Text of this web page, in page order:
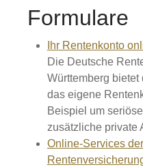
Formulare
Ihr Rentenkonto
Die Deutsche
Württemberg
das eigene
Beispiel um
zusätzliche private
Online-Services